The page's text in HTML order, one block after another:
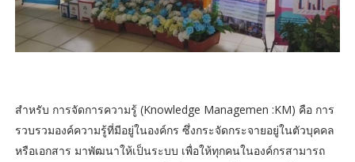
สำหรับ การจัดการความรู้ (Knowledge Managemen :KM) คือ การ
รวบรวมองค์ความรู้ที่มีอยู่ในองค์กร ซึ่งกระจัดกระจายอยู่ในตัวบุคคล
หรือเอกสาร มาพัฒนาให้เป็นระบบ เพื่อให้ทุกคนในองค์กรสามารถ